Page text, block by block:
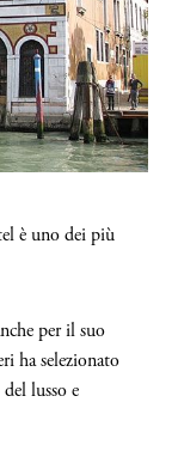
è uno dei più
per il suo
ha selezionato
lusso e